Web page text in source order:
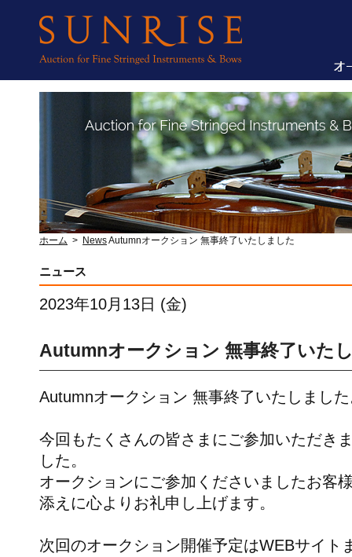
ホーム > NewsAutumnオークション 無事終了いたしました
ニュース
2023年10月13日 (金)
Autumnオークション 無事終了いた
Autumnオークション 無事終了いたしまし
今回もたくさんの皆さまにご参加いただき
した。
オークションにご参加くださいましたお客
添えに心よりお礼申し上げます。
次回のオークション開催予定はWEBサイト